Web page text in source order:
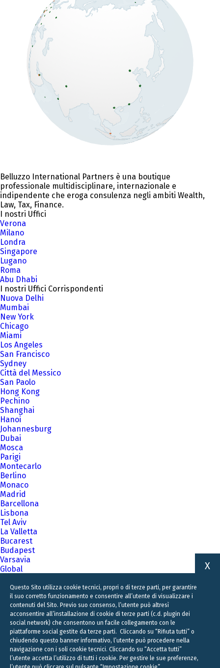
Belluzzo International Partners è una boutique
professionale multidisciplinare, internazionale e
indipendente che eroga consulenza negli ambiti Wealth,
Law, Tax, Finance.
I nostri Uffici
Verona
Milano
Londra
Singapore
Lugano
Roma
Abu Dhabi
I nostri Uffici Corrispondenti
Nuova Delhi
Mumbai
New York
Chicago
Miami
Los Angeles
San Francisco
Sydney
Città del Messico
San Paolo
Hong Kong
Pechino
Shanghai
Hanoi
Johannesburg
Dubai
Mosca
Parigi
Montecarlo
Berlino
Monaco
Madrid
Barcellona
Lisbona
Tel Aviv
La Valletta
Bucarest
Budapest
Varsavia
Global
Questo Sito utilizza cookie tecnici, propri o di terze parti, per garantire
il suo corretto funzionamento e consentire all’utente di visualizzare i
contenuti del Sito. Previo suo consenso, l’utente può altresì
acconsentire all’installazione di cookie di terze parti (c.d. plugin dei
social network) che consentono un facile collegamento con le
piattaforme social gestite da terze parti. Cliccando su “Rifiuta tutti” o
chiudendo questo banner informativo, l’utente può procedere nella
navigazione con i soli cookie tecnici. Cliccando su “Accetta tutti”
l’utente accetta l’utilizzo di tutti i cookie. Per gestire le sue preferenze,
X